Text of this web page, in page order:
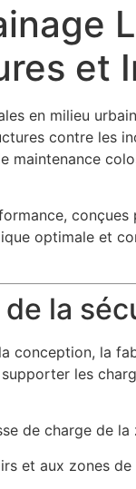
et
en milieu
contre les
maintenance
optimale et
de la
conception, la
les
de charge de la
et aux zones de